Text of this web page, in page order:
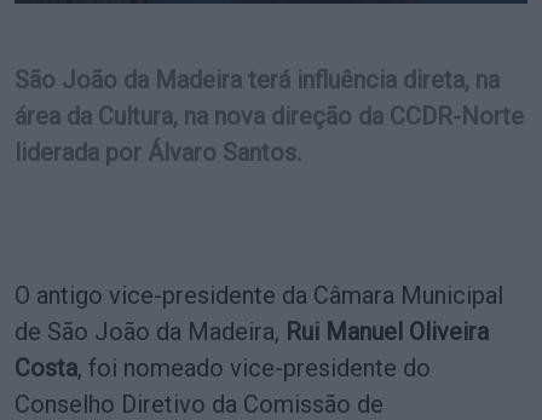
São João da Madeira terá influência direta, na
área da Cultura, na nova direção da CCDR-Norte
liderada por Álvaro Santos.
O antigo vice-presidente da Câmara Municipal
de São João da Madeira, Rui Manuel Oliveira
Costa, foi nomeado vice-presidente do
Conselho Diretivo da Comissão de